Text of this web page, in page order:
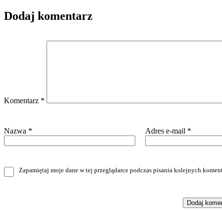
Dodaj komentarz
Komentarz *
Nazwa * Adres e-mail *
Zapamiętaj moje dane w tej przeglądarce podczas pisania kolejnych